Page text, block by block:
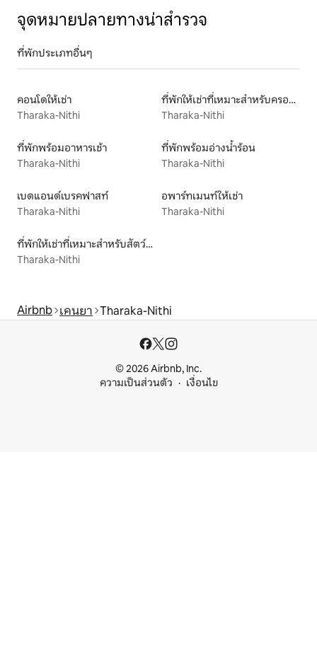
จุดหมายปลายทางน่าสำรวจ
ที่พักประเภทอื่นๆ
คอนโดให้เช่า
Tharaka-Nithi
ที่พักให้เช่าที่เหมาะสำหรับครอบครัว
Tharaka-Nithi
ที่พักพร้อมอาหารเช้า
Tharaka-Nithi
ที่พักพร้อมอ่างน้ำร้อน
Tharaka-Nithi
เบดแอนด์เบรคฟาสท์
Tharaka-Nithi
อพาร์ทเมนท์ให้เช่า
Tharaka-Nithi
ที่พักให้เช่าที่เหมาะสำหรับสัตว์เลี้ยง
Tharaka-Nithi
Airbnb เคนยา Tharaka-Nithi
© 2026 Airbnb, Inc.
ความเป็นส่วนตัว
เงื่อนไข